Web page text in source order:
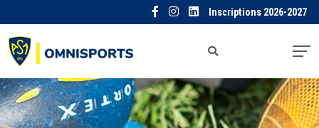
Inscriptions 2026-2027